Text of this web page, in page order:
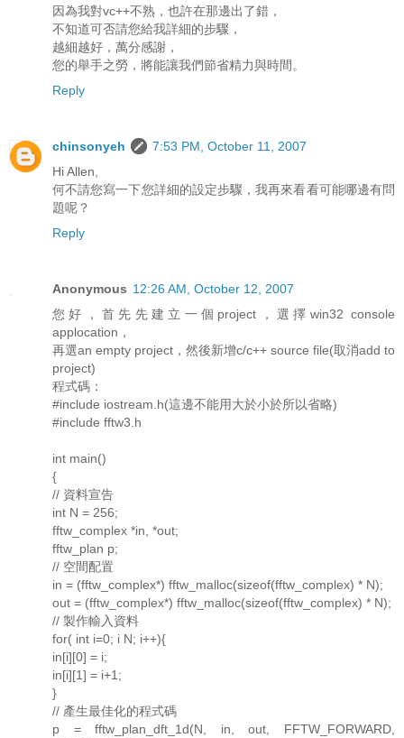
因為我對vc++不熟，也許在那邊出了錯，
不知道可否請您給我詳細的步驟，
越細越好，萬分感謝，
您的舉手之勞，將能讓我們節省精力與時間。
Reply
chinsonyeh
7:53 PM, October 11, 2007
Hi Allen,
何不請您寫一下您詳細的設定步驟，我再來看看可能哪邊有問
題呢？
Reply
Anonymous 12:26 AM, October 12, 2007
您好，首先先建立一個project，選擇win32 console
applocation，
再選an empty project，然後新增c/c++ source file(取消add to
project)
程式碼：
#include iostream.h(這邊不能用大於小於所以省略)
#include fftw3.h
int main()
{
// 資料宣告
int N = 256;
fftw_complex *in, *out;
fftw_plan p;
// 空間配置
in = (fftw_complex*) fftw_malloc(sizeof(fftw_complex) * N);
out = (fftw_complex*) fftw_malloc(sizeof(fftw_complex) * N);
// 製作輸入資料
for( int i=0; i N; i++){
in[i][0] = i;
in[i][1] = i+1;
}
// 產生最佳化的程式碼
p = fftw_plan_dft_1d(N, in, out, FFTW_FORWARD,